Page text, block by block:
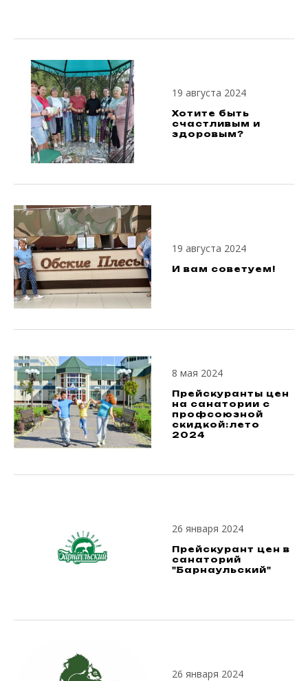
19 августа 2024
Хотите быть
счастливым и
здоровым?
19 августа 2024
И вам советуем!
8 мая 2024
Прейскуранты цен
на санатории с
профсоюзной
скидкой:лето
2024
26 января 2024
Прейскурант цен в
санаторий
"Барнаульский"
26 января 2024